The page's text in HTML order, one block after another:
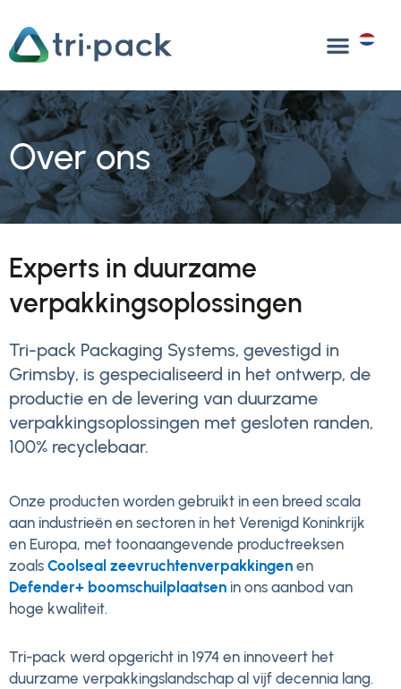
naar
inhoud
Over ons
Experts in duurzame
verpakkingsoplossingen
Tri-pack Packaging Systems, gevestigd in
Grimsby, is gespecialiseerd in het ontwerp, de
productie en de levering van duurzame
verpakkingsoplossingen met gesloten randen,
100% recyclebaar.
Onze producten worden gebruikt in een breed scala
aan industrieën en sectoren in het Verenigd Koninkrijk
en Europa, met toonaangevende productreeksen
zoals Coolseal zeevruchtenverpakkingen en
Defender+ boomschuilplaatsen in ons aanbod van
hoge kwaliteit.
Tri-pack werd opgericht in 1974 en innoveert het
duurzame verpakkingslandschap al vijf decennia lang.